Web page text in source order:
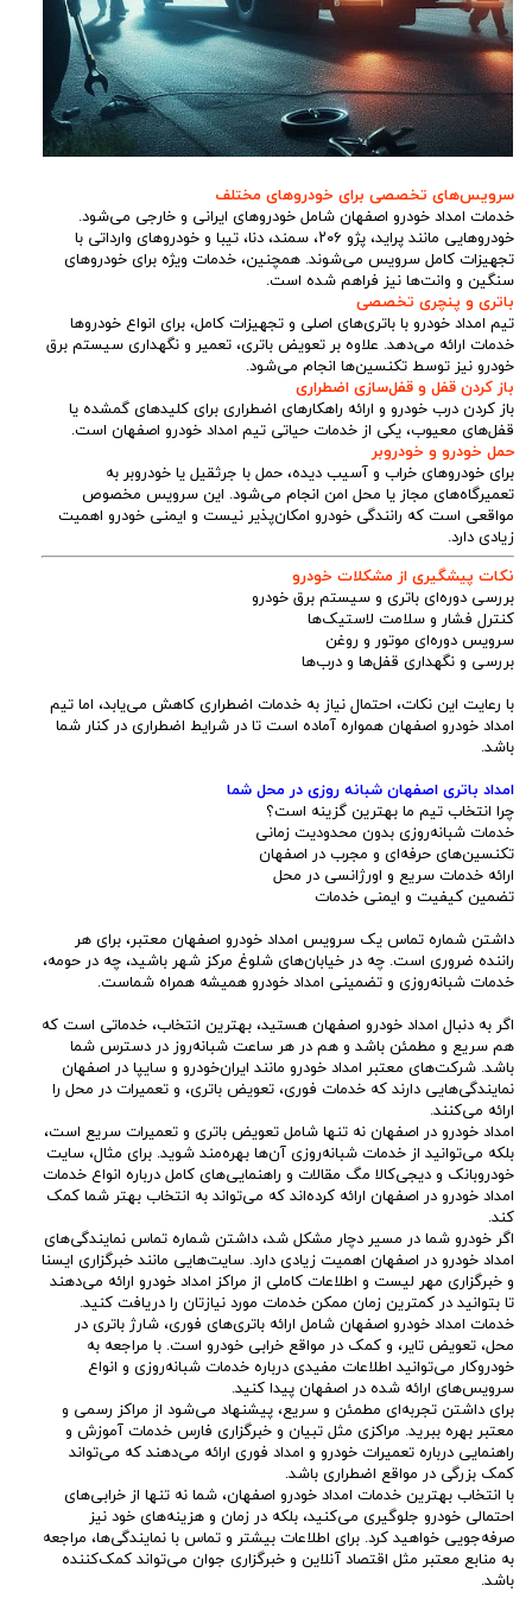
سرویس‌های تخصصی برای خودروهای مختلف
خدمات امداد خودرو اصفهان شامل خودروهای ایرانی و خارجی می‌شود.
خودروهایی مانند پراید، پژو ۲۰۶، سمند، دنا، تیبا و خودروهای وارداتی با
تجهیزات کامل سرویس می‌شوند. همچنین، خدمات ویژه برای خودروهای
سنگین و وانت‌ها نیز فراهم شده است.
باتری و پنچری تخصصی
تیم امداد خودرو با باتری‌های اصلی و تجهیزات کامل، برای انواع خودروها
خدمات ارائه می‌دهد. علاوه بر تعویض باتری، تعمیر و نگهداری سیستم برق
خودرو نیز توسط تکنسین‌ها انجام می‌شود.
باز کردن قفل و قفل‌سازی اضطراری
باز کردن درب خودرو و ارائه راهکارهای اضطراری برای کلیدهای گمشده یا
قفل‌های معیوب، یکی از خدمات حیاتی تیم امداد خودرو اصفهان است.
حمل خودرو و خودروبر
برای خودروهای خراب و آسیب دیده، حمل با جرثقیل یا خودروبر به
تعمیرگاه‌های مجاز یا محل امن انجام می‌شود. این سرویس مخصوص
مواقعی است که رانندگی خودرو امکان‌پذیر نیست و ایمنی خودرو اهمیت
زیادی دارد.
نکات پیشگیری از مشکلات خودرو
بررسی دوره‌ای باتری و سیستم برق خودرو
کنترل فشار و سلامت لاستیک‌ها
سرویس دوره‌ای موتور و روغن
بررسی و نگهداری قفل‌ها و درب‌ها
با رعایت این نکات، احتمال نیاز به خدمات اضطراری کاهش می‌یابد، اما تیم
امداد خودرو اصفهان همواره آماده است تا در شرایط اضطراری در کنار شما
باشد.
امداد باتری اصفهان شبانه روزی در محل شما
چرا انتخاب تیم ما بهترین گزینه است؟
خدمات شبانه‌روزی بدون محدودیت زمانی
تکنسین‌های حرفه‌ای و مجرب در اصفهان
ارائه خدمات سریع و اورژانسی در محل
تضمین کیفیت و ایمنی خدمات
داشتن شماره تماس یک سرویس امداد خودرو اصفهان معتبر، برای هر
راننده ضروری است. چه در خیابان‌های شلوغ مرکز شهر باشید، چه در حومه،
خدمات شبانه‌روزی و تضمینی امداد خودرو همیشه همراه شماست.
اگر به دنبال امداد خودرو اصفهان هستید، بهترین انتخاب، خدماتی است که
هم سریع و مطمئن باشد و هم در هر ساعت شبانه‌روز در دسترس شما
باشد. شرکت‌های معتبر امداد خودرو مانند ایران‌خودرو و سایپا در اصفهان
نمایندگی‌هایی دارند که خدمات فوری، تعویض باتری، و تعمیرات در محل را
ارائه می‌کنند.
امداد خودرو در اصفهان نه تنها شامل تعویض باتری و تعمیرات سریع است،
بلکه می‌توانید از خدمات شبانه‌روزی آن‌ها بهره‌مند شوید. برای مثال، سایت
خودروبانک و دیجی‌کالا مگ مقالات و راهنمایی‌های کامل درباره انواع خدمات
امداد خودرو در اصفهان ارائه کرده‌اند که می‌تواند به انتخاب بهتر شما کمک
کند.
اگر خودرو شما در مسیر دچار مشکل شد، داشتن شماره تماس نمایندگی‌های
امداد خودرو در اصفهان اهمیت زیادی دارد. سایت‌هایی مانند خبرگزاری ایسنا
و خبرگزاری مهر لیست و اطلاعات کاملی از مراکز امداد خودرو ارائه می‌دهند
تا بتوانید در کمترین زمان ممکن خدمات مورد نیازتان را دریافت کنید.
خدمات امداد خودرو اصفهان شامل ارائه باتری‌های فوری، شارژ باتری در
محل، تعویض تایر، و کمک در مواقع خرابی خودرو است. با مراجعه به
خودروکار می‌توانید اطلاعات مفیدی درباره خدمات شبانه‌روزی و انواع
سرویس‌های ارائه شده در اصفهان پیدا کنید.
برای داشتن تجربه‌ای مطمئن و سریع، پیشنهاد می‌شود از مراکز رسمی و
معتبر بهره ببرید. مراکزی مثل تبیان و خبرگزاری فارس خدمات آموزش و
راهنمایی درباره تعمیرات خودرو و امداد فوری ارائه می‌دهند که می‌تواند
کمک بزرگی در مواقع اضطراری باشد.
با انتخاب بهترین خدمات امداد خودرو اصفهان، شما نه تنها از خرابی‌های
احتمالی خودرو جلوگیری می‌کنید، بلکه در زمان و هزینه‌های خود نیز
صرفه‌جویی خواهید کرد. برای اطلاعات بیشتر و تماس با نمایندگی‌ها، مراجعه
به منابع معتبر مثل اقتصاد آنلاین و خبرگزاری جوان می‌تواند کمک‌کننده
باشد.